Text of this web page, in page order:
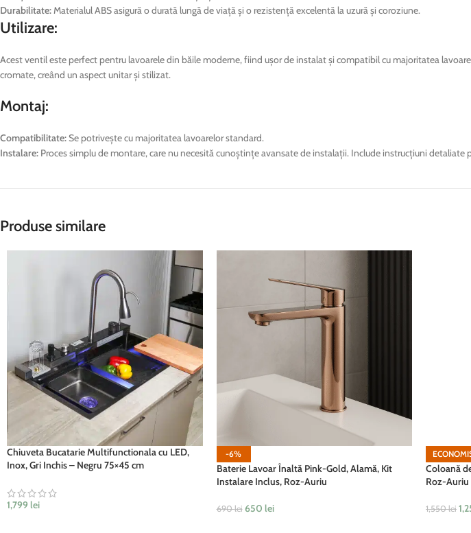
Durabilitate:Materialul ABS asigură o durată lungă de viață și o rezistență excelentă la uzură și coroziune.
Utilizare:
Acest ventil este perfect pentru lavoarele din băile moderne, fiind ușor de instalat și compatibil cu majoritatea
cromate, creând un aspect unitar și stilizat.
Montaj:
Compatibilitate:Se potrivește cu majoritatea lavoarelor standard.
Instalare: Proces simplu de montare, care nu necesită cunoștințe avansate de instalații. Include instrucțiuni detaliate
Produse similare
Chiuveta Bucatarie Multifunctionala cu LED,
Inox, Gri Inchis – Negru 75×45 cm
1,799 lei
-6%
Baterie Lavoar Înaltă Pink-Gold, Alamă, Kit
Instalare Inclus, Roz-Auriu
690lei 650 lei
Coloană
Roz-Auriu
1,550lei